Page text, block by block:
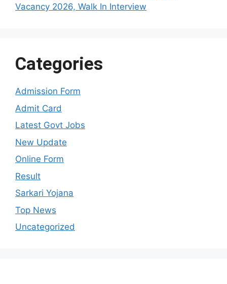
Vacancy 2026, Walk In Interview
Categories
Admission Form
Admit Card
Latest Govt Jobs
New Update
Online Form
Result
Sarkari Yojana
Top News
Uncategorized